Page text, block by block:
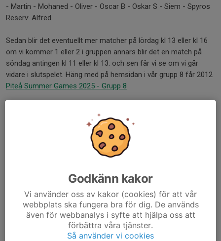
- Martin - Mohaned - Oliver - Oscar B - Oskar S - Siem - Spyros
Reserv: Alfred.
Sedan blir det eventuellt mer matcher på lördag kl 13 eller kl 16
om vi kommer 1 eller 2 i gruppen annars blir det en match på
söndag antingen kl 11 eller kl 13. och sen får vi se om vi går
vidare i slutspelet. Häng med på hemsidan i vår grupp 8 får 2012
Piteå Summer Games 2025 - Grupp 8
Tidigare nyheter
BBK P11/12 skakade mexikanskt elitlag!
Godkänn kakor
Vi använder oss av kakor (cookies) för att vår
webbplats ska fungera bra för dig. De används
även för webbanalys i syfte att hjälpa oss att
förbättra våra tjänster.
Så använder vi cookies